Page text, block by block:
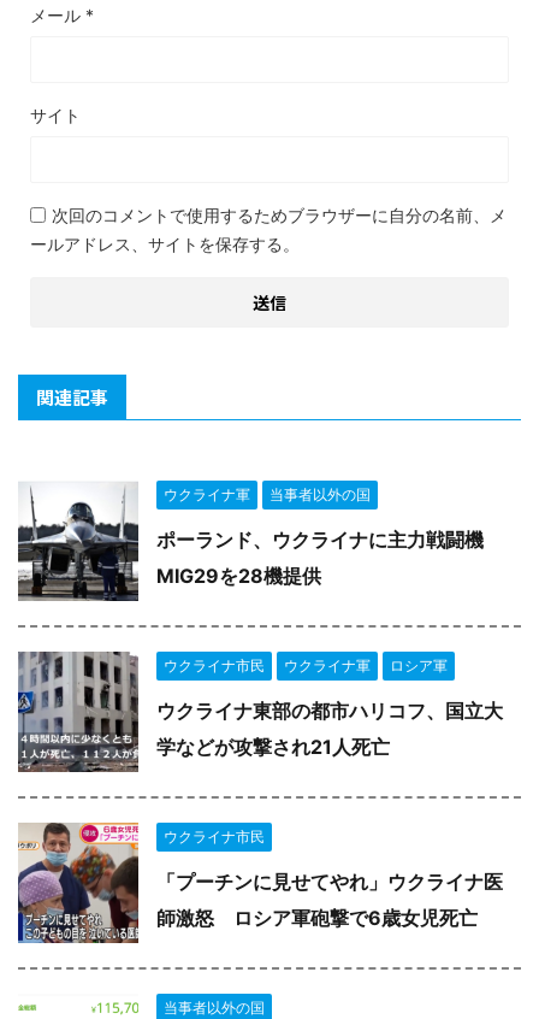
メール *
サイト
次回のコメントで使用するためブラウザーに自分の名前、メ
ールアドレス、サイトを保存する。
関連記事
ウクライナ軍 当事者以外の国
ポーランド、ウクライナに主力戦闘機
MIG29を28機提供
ウクライナ市民 ウクライナ軍 ロシア軍
ウクライナ東部の都市ハリコフ、国立大
学などが攻撃され21人死亡
ウクライナ市民
「プーチンに見せてやれ」ウクライナ医
師激怒 ロシア軍砲撃で6歳女児死亡
当事者以外の国